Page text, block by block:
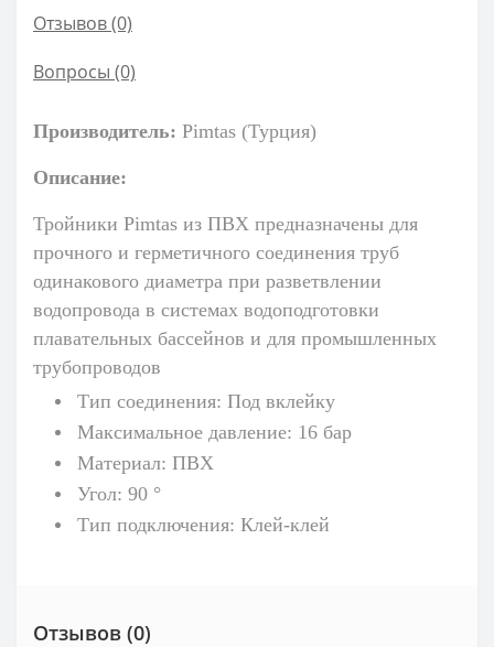
Отзывов (0)
Вопросы (0)
Производитель: Pimtas (Турция)
Описание:
Тройники Pimtas из ПВХ предназначены для
прочного и герметичного соединения труб
одинакового диаметра при разветвлении
водопровода в системах водоподготовки
плавательных бассейнов и для промышленных
трубопроводов
Тип соединения: Под вклейку
Максимальное давление: 16 бар
Материал: ПВХ
Угол: 90 °
Тип подключения: Клей-клей
Отзывов (0)